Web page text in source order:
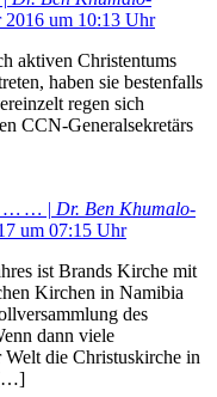
2016 um 10:13 Uhr
aktiven Christentums
haben sie bestenfalls
regen sich
CCN-Generalsekretärs
… … | Dr. Ben Khumalo-
um 07:15 Uhr
ist Brands Kirche mit
Kirchen in Namibia
des
dann viele
Welt die Christuskirche in
[…]